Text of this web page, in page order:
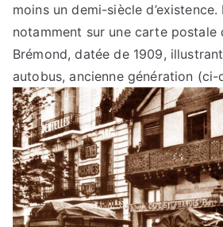
moins un demi-siècle
notamment sur une carte postale
Brémond, datée de 1909,
autobus, ancienne génération (ci-